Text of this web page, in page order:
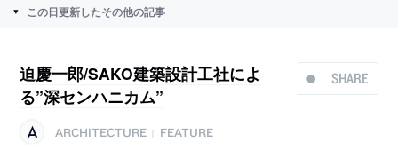
この日更新したその他の記事
SHARE
迫慶一郎/SAKO建築設計工社によ
る”深センハニカム”
ARCHITECTURE
FEATURE